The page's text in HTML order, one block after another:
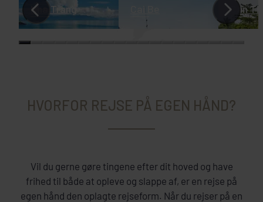
Nha Trang Can
HVORFOR REJSE PÅ EGEN HÅND?
Vil du gerne gøre tingene efter dit hoved og have
frihed til både at opleve og slappe af, er en rejse på
egen hånd den oplagte rejseform. Når du rejser på en